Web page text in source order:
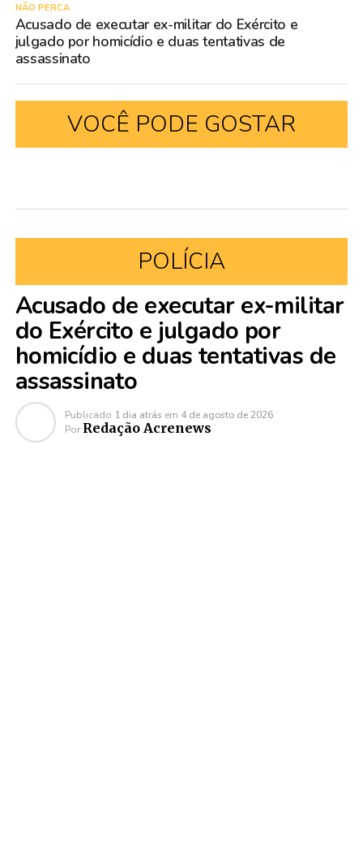
NÃO PERCA
Acusado de executar ex-militar do Exército e
julgado por homicídio e duas tentativas de
assassinato
VOCÊ PODE GOSTAR
POLÍCIA
Acusado de executar ex-militar
do Exército e julgado por
homicídio e duas tentativas de
assassinato
Publicado 1 dia atrás em 4 de agosto de 2026
Por Redação Acrenews